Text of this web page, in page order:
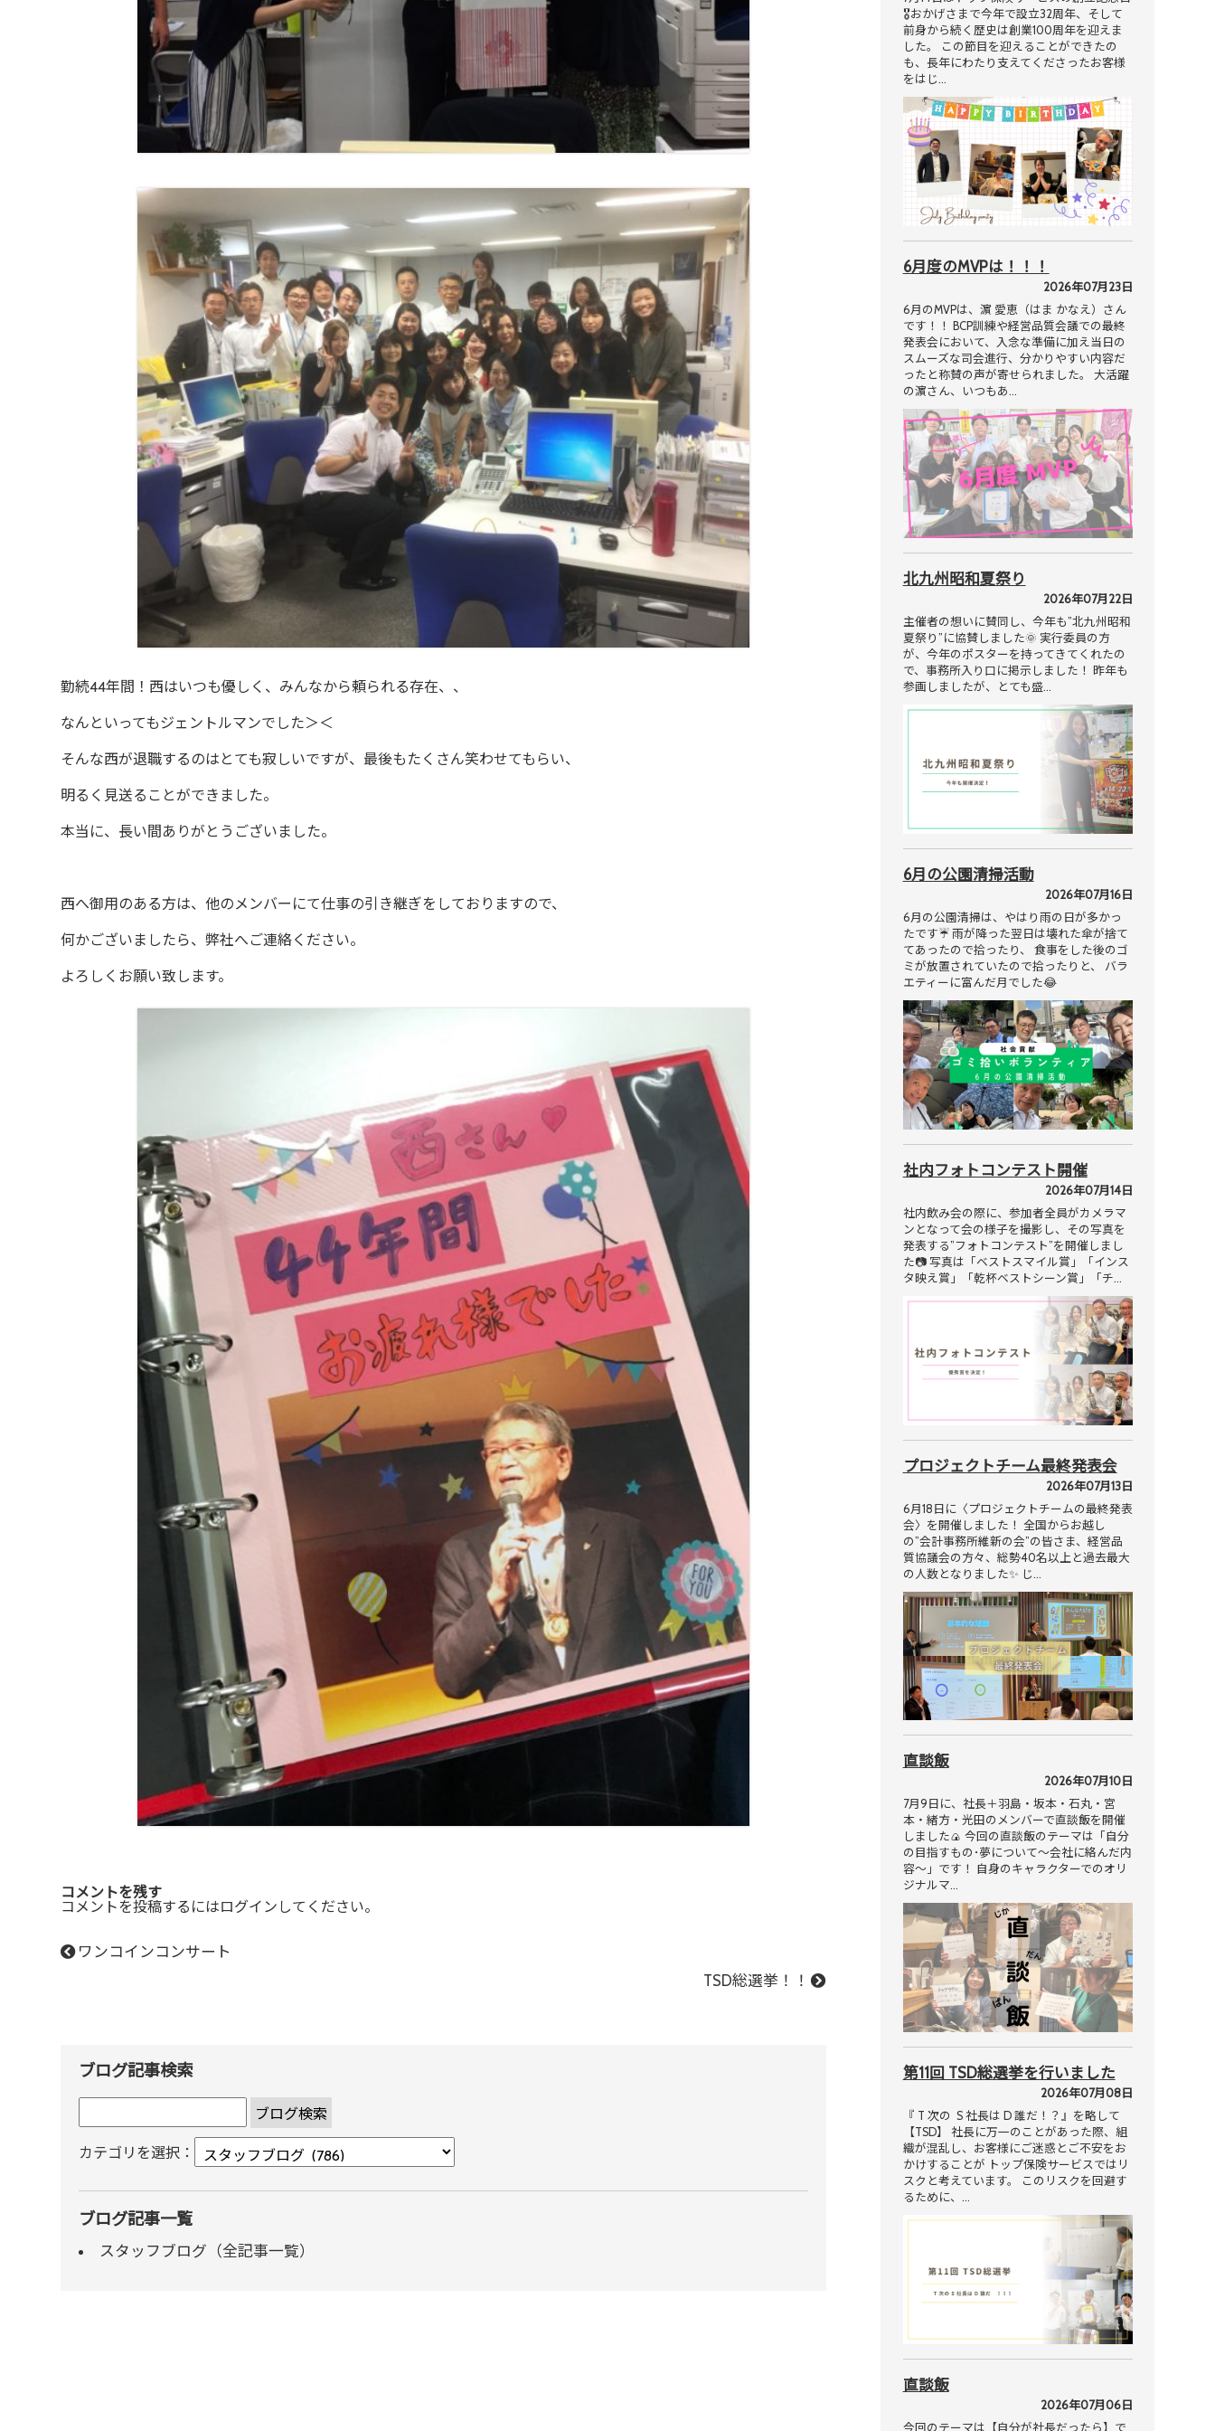
勤続44年間！西はいつも優しく、みんなから頼られる存在、、
なんといってもジェントルマンでした＞＜
そんな西が退職するのはとても寂しいですが、最後もたくさん笑わせてもらい、
明るく見送ることができました。
本当に、長い間ありがとうございました。
西へ御用のある方は、他のメンバーにて仕事の引き継ぎをしておりますので、
何かございましたら、弊社へご連絡ください。
よろしくお願い致します。
コメントを残す
コメントを投稿するにはログイン してください。
ワンコインコンサート
TSD総選挙！！
ブログ記事検索
カテゴリを選択：
ブログ記事一覧
スタッフブログ（全記事一覧）
🎖おかげさまで今年で設立32周年、そして
前身から続く歴史は創業100周年を迎えま
した。 この節目を迎えることができたの
も、長年にわたり支えてくださったお客様
をはじ…
6月度のMVPは！！！
2026年07月23日
6月のMVPは、濵 愛恵（はま かなえ）さん
です！！ BCP訓練や経営品質会議での最終
発表会において、入念な準備に加え当日の
スムーズな司会進行、分かりやすい内容だ
ったと称賛の声が寄せられました。 大活躍
の濵さん、いつもあ…
北九州昭和夏祭り
2026年07月22日
主催者の想いに賛同し、今年も”北九州昭和
夏祭り”に協賛しました🌞 実行委員の方
が、今年のポスターを持ってきてくれたの
で、事務所入り口に掲示しました！ 昨年も
参画しましたが、とても盛…
6月の公園清掃活動
2026年07月16日
6月の公園清掃は、やはり雨の日が多かっ
たです☔ 雨が降った翌日は壊れた傘が捨て
てあったので拾ったり、 食事をした後のゴ
ミが放置されていたので拾ったりと、 バラ
エティーに富んだ月でした😂
社内フォトコンテスト開催
2026年07月14日
社内飲み会の際に、参加者全員がカメラマ
ンとなって会の様子を撮影し、その写真を
発表する”フォトコンテスト”を開催しまし
た📷 写真は「ベストスマイル賞」「インス
タ映え賞」「乾杯ベストシーン賞」「チ…
プロジェクトチーム最終発表会
2026年07月13日
6月18日に〈プロジェクトチームの最終発表
会〉を開催しました！ 全国からお越し
の”会計事務所維新の会”の皆さま、経営品
質協議会の方々、総勢40名以上と過去最大
の人数となりました✨ じ…
直談飯
2026年07月10日
7月9日に、社長＋羽島・坂本・石丸・宮
本・緒方・光田のメンバーで直談飯を開催
しました🍙 今回の直談飯のテーマは「自分
の目指すもの･夢について～会社に絡んだ内
容～」です！ 自身のキャラクターでのオリ
ジナルマ…
第11回 TSD総選挙を行いました
2026年07月08日
『 T 次の S 社長は D 誰だ！？』を略して
【TSD】 社長に万一のことがあった際、組
織が混乱し、お客様にご迷惑とご不安をお
かけすることが トップ保険サービスではリ
スクと考えています。 このリスクを回避す
るために、…
直談飯
2026年07月06日
今回のテーマは【自分が社長だったら】で